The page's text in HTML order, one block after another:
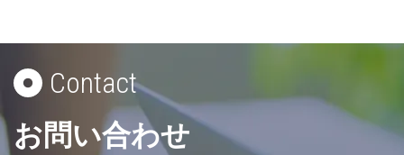
Contact
お問い合わせ